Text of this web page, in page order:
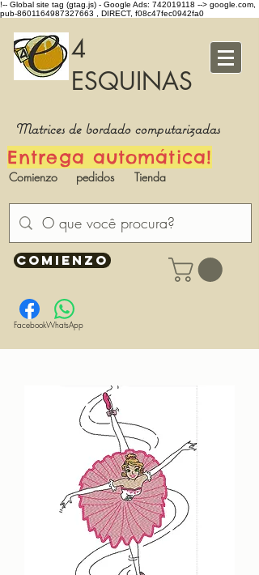
!-- Global site tag (gtag.js) - Google Ads: 742019118 --> google.com,
pub-8601164987327663 , DIRECT, f08c47fec0942fa0
4
ESQUINAS
Matrices de bordado computarizadas
Entrega automática!
Comienzo pedidos Tienda
COMIENZO
FacebookWhatsApp